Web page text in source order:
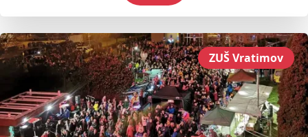
ZUŠ Vratimov